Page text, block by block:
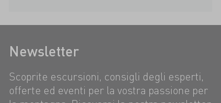
Newsletter
Scoprite escursioni, consigli degli esperti,
offerte ed eventi per la vostra passione per